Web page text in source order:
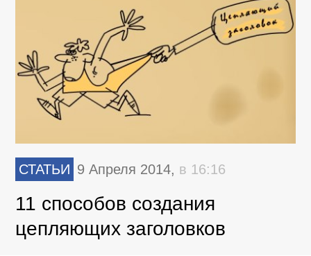
СТАТЬИ 9 Апреля 2014, в 16:16
11 способов создания
цепляющих заголовков